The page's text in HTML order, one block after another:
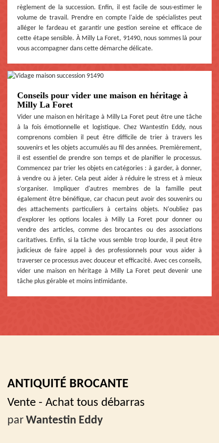
règlement de la succession. Enfin, il est facile de sous-estimer le
volume de travail. Prendre en compte l'aide de spécialistes peut
alléger le fardeau et garantir une gestion sereine et efficace de
cette étape sensible. À Milly La Foret, 91490, nous sommes là pour
vous accompagner dans cette démarche délicate.
Conseils pour vider une maison en héritage à
Milly La Foret
Vider une maison en héritage à Milly La Foret peut être une tâche
à la fois émotionnelle et logistique. Chez Wantestin Eddy, nous
comprenons combien il peut être difficile de trier à travers les
souvenirs et les objets accumulés au fil des années. Premièrement,
il est essentiel de prendre son temps et de planifier le processus.
Commencez par trier les objets en catégories : à garder, à donner,
à vendre ou à jeter. Cela peut aider à réduire le stress et à mieux
s’organiser. Impliquer d'autres membres de la famille peut
également être bénéfique, car chacun peut avoir des souvenirs ou
des attachements particuliers à certains objets. N'oubliez pas
d'explorer les options locales à Milly La Foret pour donner ou
vendre des articles, comme des brocantes ou des associations
caritatives. Enfin, si la tâche vous semble trop lourde, il peut être
judicieux de faire appel à des professionnels pour vous aider à
traverser ce processus avec douceur et efficacité. Avec ces conseils,
vider une maison en héritage à Milly La Foret peut devenir une
tâche plus gérable et moins intimidante.
ANTIQUITÉ BROCANTE
Vente - Achat tous débarras
par Wantestin Eddy